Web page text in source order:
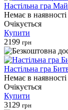
Настільна гра
Немає в наявності
Очікується
Купити
2199 грн
Настільна гра
Немає в наявності
Очікується
Купити
3129 грн